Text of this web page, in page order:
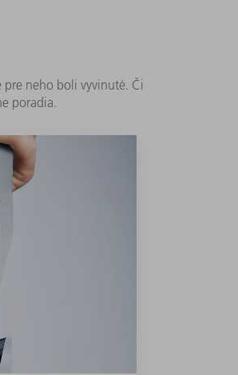
pre neho boli vyvinuté. Či
poradia.